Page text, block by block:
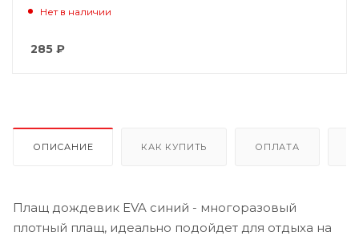
Нет в наличии
285 ₽
ОПИСАНИЕ КАК КУПИТЬ ОПЛАТА
Плащ дождевик EVA синий - многоразовый
плотный плащ, идеально подойдет для отдыха на